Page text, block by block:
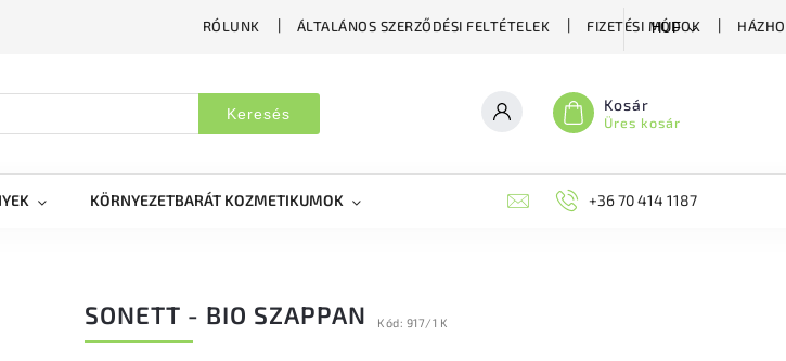
RÓLUNK ÁLTALÁNOS SZERZŐDÉSI FELTÉTELEK FIZETÉSI MÓDOK
HUF
Keresés Kosár
Üres kosár
KÖRNYEZETBARÁT KOZMETIKUMOK BLOG MÉHÉSZETI
+36 70 414 1187
SONETT - BIO SZAPPAN Kód: 917/1 K